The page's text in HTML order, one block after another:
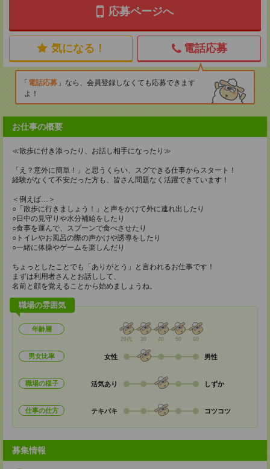
応募ページへ
気になる！ 電話応募
電話応募
なら、会員登録しなくても応募できます
よ！
お仕事の概要
≪散歩に付き添ったり、お話し相手になったり≫
「え？意外に簡単！」と思うくらい、スグできる仕事からスタート！
経験がなくて不安だった方も、皆さん問題なく活躍できています！
＜例えば…＞
○「散歩に行きましょう！」と声をかけて外に連れ出したり
○日中の見守りや水分補給をしたり
○食事を運んで、スプーンで食べさせたり
○トイレやお風呂の際の声かけや誘導をしたり
○一緒に体操やゲームを楽しんだり
ちょっとしたことでも「ありがとう」と言われるお仕事です！
まずは利用者さんとお話しして、
名前と顔を覚えることから始めましょうね。
職場の雰囲気
年齢層
20代 30 40 50 60
男女比率 女性 男性
職場の様子 活気あり しずか
仕事の仕方 テキパキ コツコツ
募集情報